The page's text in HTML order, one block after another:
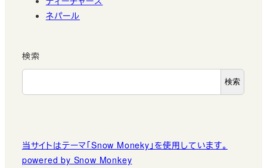
ネパール
検索
検索
当サイトはテーマ「Snow Moneky」を使用しています。
powered by Snow Monkey